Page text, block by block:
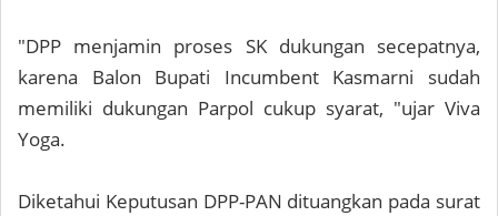
"DPP menjamin proses SK dukungan secepatnya,
karena Balon Bupati Incumbent Kasmarni sudah
memiliki dukungan Parpol cukup syarat, "ujar Viva
Yoga.
Diketahui Keputusan DPP-PAN dituangkan pada surat